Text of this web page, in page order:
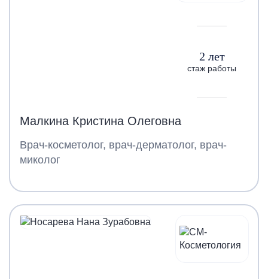
2 лет
стаж работы
Малкина Кристина Олеговна
Врач-косметолог, врач-дерматолог, врач-
миколог